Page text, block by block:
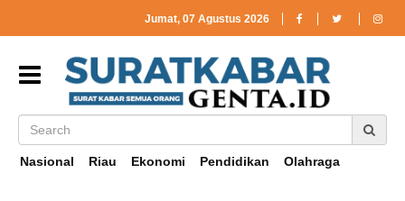
Jumat, 07 Agustus 2026
Nasional Riau Ekonomi Pendidikan Olahraga